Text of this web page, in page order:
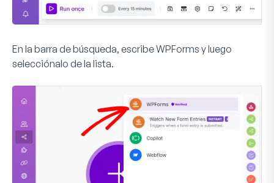
En la barra de búsqueda, escribeWPForms y luego
selecciónalo de la lista.